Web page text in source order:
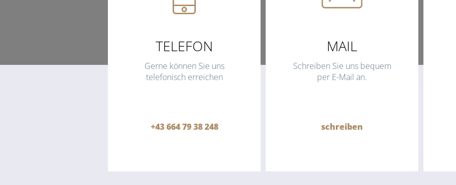
TELEFON
Gerne können Sie uns
telefonisch erreichen
+43 664 79 38 248
MAIL
Schreiben Sie uns bequem
per E-Mail an.
schreiben